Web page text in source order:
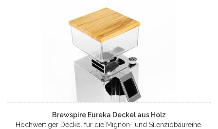
Brewspire Eureka Deckel aus Holz
Hochwertiger Deckel für die Mignon- und Silenziobaureihe.